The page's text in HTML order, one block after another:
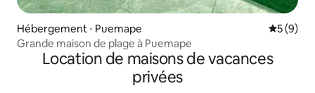
Hébergement ⋅ Puemape
5 (9)
Grande maison de plage à Puemape
Location de maisons de vacances
privées